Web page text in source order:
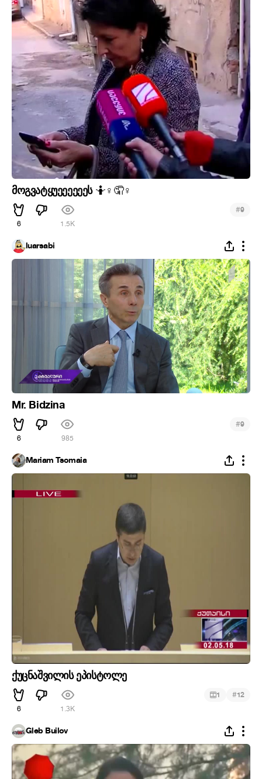
მოგვატყუეეეეეეს 🤷 ♀ 🤦♀
6 1.5K
#9
luarsabi
Mr. Bidzina
6 985
#9
Mariam Tsomaia
ქუცნაშვილის ეპისტოლე
6 1.3K
1 #12
Gleb Builov